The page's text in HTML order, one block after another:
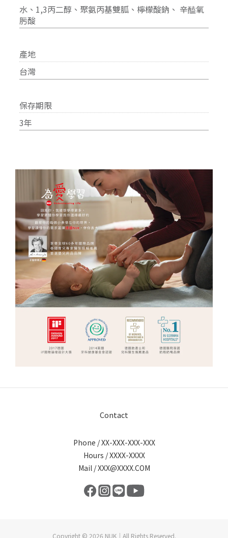
水、1,3丙二醇、聚氨丙基雙胍、檸檬酸鈉、 辛醘氧
肟酸
產地
台灣
保存期限
3年
Contact
Phone / XX-XXX-XXX-XXX
Hours / XXXX-XXXX
Mail / XXX@XXXX.COM
Copyright © 2026 NUK｜All Rights Reserved.